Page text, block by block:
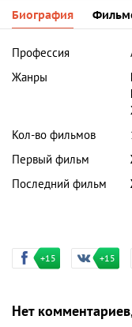
Биография
Профессия
Жанры
Кол-во фильмов
Первый фильм
Последний фильм
+15 +15
Нет